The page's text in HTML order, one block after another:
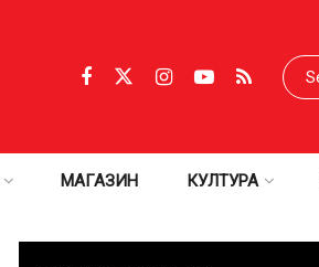
МАГАЗИН КУЛТУРА